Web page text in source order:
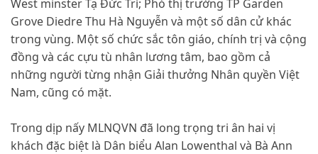
West minster Tạ Đức Trí; Phó thị trưởng TP Garden
Grove Diedre Thu Hà Nguyễn và một số dân cử khác
trong vùng. Một số chức sắc tôn giáo, chính trị và cộng
đồng và các cựu tù nhân lương tâm, bao gồm cả
những người từng nhận Giải thưởng Nhân quyền Việt
Nam, cũng có mặt.
Trong dịp nấy MLNQVN đã long trọng tri ân hai vị
khách đặc biệt là Dân biểu Alan Lowenthal và Bà Ann